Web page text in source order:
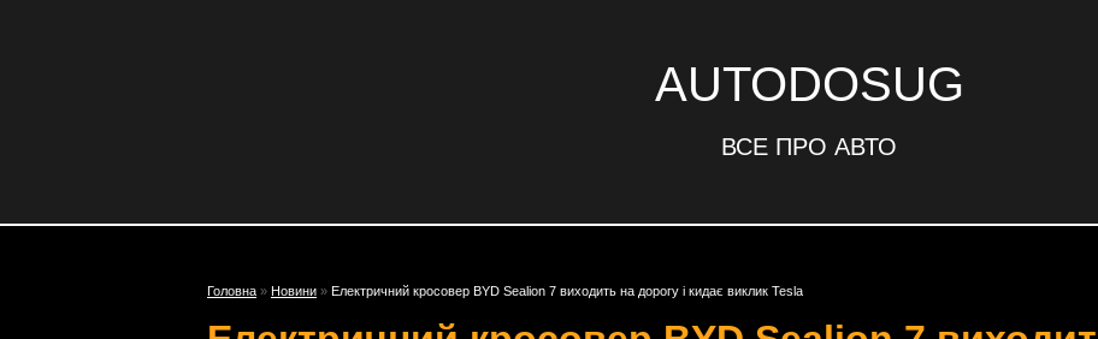
AUTODOSUG
ВСЕ ПРО АВТО
Головна » Новини » Електричний кросовер BYD Sealion 7 виходить на дорогу і кидає виклик Tesla